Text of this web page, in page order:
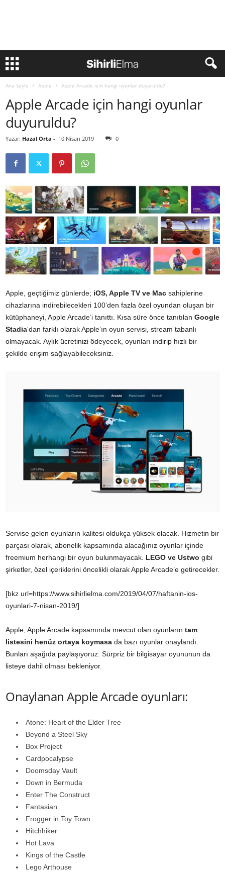
Ana Sayfa Apple Apple Arcade için hangi oyunlar duyuruldu?
Apple Arcade için hangi oyunlar
duyuruldu?
Yazar: Hazal Orta - 10 Nisan 2019 0
Apple, geçtiğimiz günlerde; iOS, Apple TV ve Mac sahiplerine
cihazlarına indirebilecekleri 100’den fazla özel oyundan oluşan bir
kütüphaneyi, Apple Arcade’i tanıttı. Kısa süre önce tanıtılan Google
Stadia‘dan farklı olarak Apple’ın oyun servisi, stream tabanlı
olmayacak. Aylık ücretinizi ödeyecek, oyunları indirip hızlı bir
şekilde erişim sağlayabileceksiniz.
Servise gelen oyunların kalitesi oldukça yüksek olacak. Hizmetin bir
parçası olarak, abonelik kapsamında alacağınız oyunlar içinde
freemium herhangi bir oyun bulunmayacak. LEGO ve Ustwo gibi
şirketler, özel içeriklerini öncelikli olarak Apple Arcade’e getirecekler.
[bkz url=https://www.sihirlielma.com/2019/04/07/haftanin-ios-
oyunlari-7-nisan-2019/]
Apple, Apple Arcade kapsamında mevcut olan oyunların tam
listesini henüz ortaya koymasa da bazı oyunlar onaylandı.
Bunları aşağıda paylaşıyoruz. Sürpriz bir bilgisayar oyununun da
listeye dahil olması bekleniyor.
Onaylanan Apple Arcade oyunları:
Atone: Heart of the Elder Tree
Beyond a Steel Sky
Box Project
Cardpocalypse
Doomsday Vault
Down in Bermuda
Enter The Construct
Fantasian
Frogger in Toy Town
Hitchhiker
Hot Lava
Kings of the Castle
Lego Arthouse